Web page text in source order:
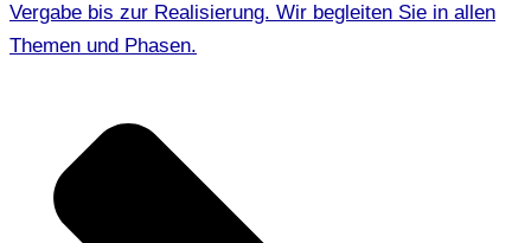
Vergabe bis zur Realisierung. Wir begleiten Sie in allen
Themen und Phasen.